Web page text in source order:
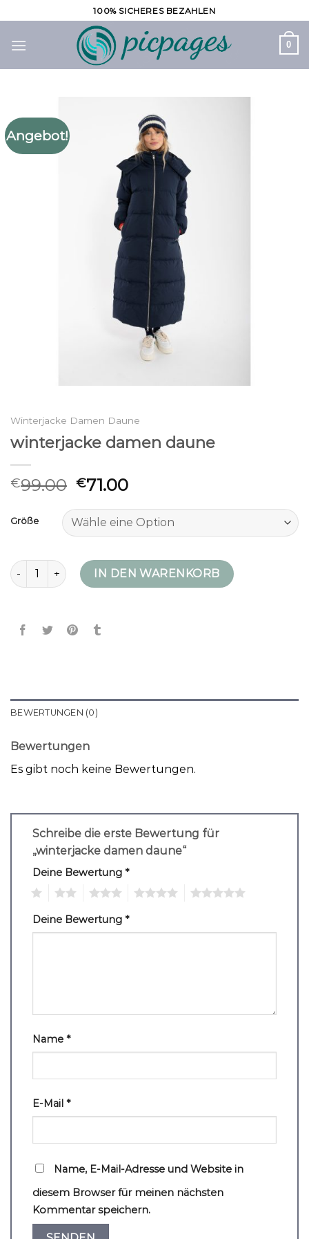
Inhalt
springen
100% SICHERES BEZAHLEN
0
Angebot!
Winterjacke Damen Daune
winterjacke damen daune
€99.00 €71.00
Größe
winterjacke damen daune Menge
IN DEN WARENKORB
BEWERTUNGEN (0)
Bewertungen
Es gibt noch keine Bewertungen.
Schreibe die erste Bewertung für
„winterjacke damen daune“
Deine Bewertung *
Deine Bewertung *
Name *
E-Mail *
Name, E-Mail-Adresse und Website in
diesem Browser für meinen nächsten
Kommentar speichern.